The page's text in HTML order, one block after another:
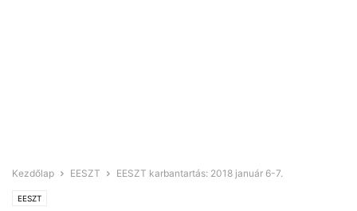
Kezdőlap EESZT EESZT karbantartás: 2018 január 6-7.
EESZT